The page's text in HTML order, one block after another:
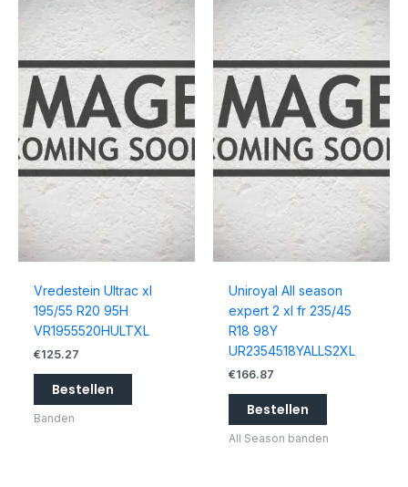
Vredestein Ultrac xl
195/55 R20 95H
VR1955520HULTXL
€125.27
Bestellen
Banden
Uniroyal All season
expert 2 xl fr 235/45
R18 98Y
UR2354518YALLS2XL
€166.87
Bestellen
All Season banden